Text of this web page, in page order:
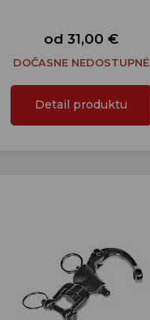
od 31,00 €
DOČASNE NEDOSTUPNÉ
Detail produktu